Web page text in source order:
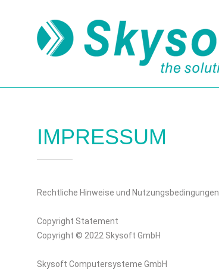
IMPRESSUM
Rechtliche Hinweise und Nutzungsbedingungen
Copyright Statement
Copyright © 2022 Skysoft GmbH
Skysoft Computersysteme GmbH